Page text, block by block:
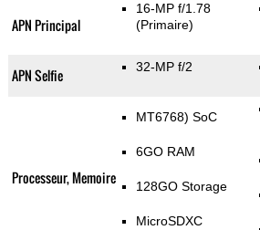
APN Principal
16-MP f/1.78
(Primaire)
APN Selfie 32-MP f/2
Processeur, Memoire
MT6768) SoC
6GO RAM
128GO Storage
MicroSDXC